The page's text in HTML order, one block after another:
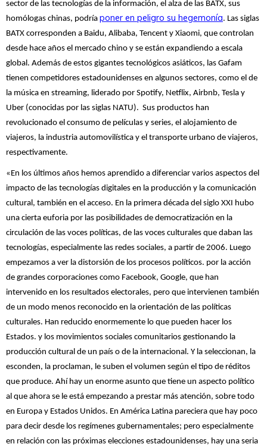
sector de las tecnologías de la información, el alza de las BATX, sus
homólogas chinas, podría poner en peligro su hegemonía. Las siglas
BATX corresponden a Baidu, Alibaba, Tencent y Xiaomi, que controlan
desde hace años el mercado chino y se están expandiendo a escala
global. Además de estos gigantes tecnológicos asiáticos, las Gafam
tienen competidores estadounidenses en algunos sectores, como el de
la música en streaming, liderado por Spotify, Netflix, Airbnb, Tesla y
Uber (conocidas por las siglas NATU). Sus productos han
revolucionado el consumo de películas y series, el alojamiento de
viajeros, la industria automovilística y el transporte urbano de viajeros,
respectivamente.
«En los últimos años hemos aprendido a diferenciar varios aspectos del
impacto de las tecnologías digitales en la producción y la comunicación
cultural, también en el acceso. En la primera década del siglo XXI hubo
una cierta euforia por las posibilidades de democratización en la
circulación de las voces políticas, de las voces culturales que daban las
tecnologías, especialmente las redes sociales, a partir de 2006. Luego
empezamos a ver la distorsión de los procesos políticos. por la acción
de grandes corporaciones como Facebook, Google, que han
intervenido en los resultados electorales, pero que intervienen también
de un modo menos reconocido en la orientación de las políticas
culturales. Han reducido enormemente lo que pueden hacer los
Estados. y los movimientos sociales comunitarios gestionando la
producción cultural de un país o de la internacional. Y la seleccionan, la
esconden, la proclaman, le suben el volumen según el tipo de réditos
que produce. Ahí hay un enorme asunto que tiene un aspecto político
al que ahora se le está empezando a prestar más atención, sobre todo
en Europa y Estados Unidos. En América Latina pareciera que hay poco
para decir desde los regímenes gubernamentales; pero especialmente
en relación con las próximas elecciones estadounidenses, hay una seria